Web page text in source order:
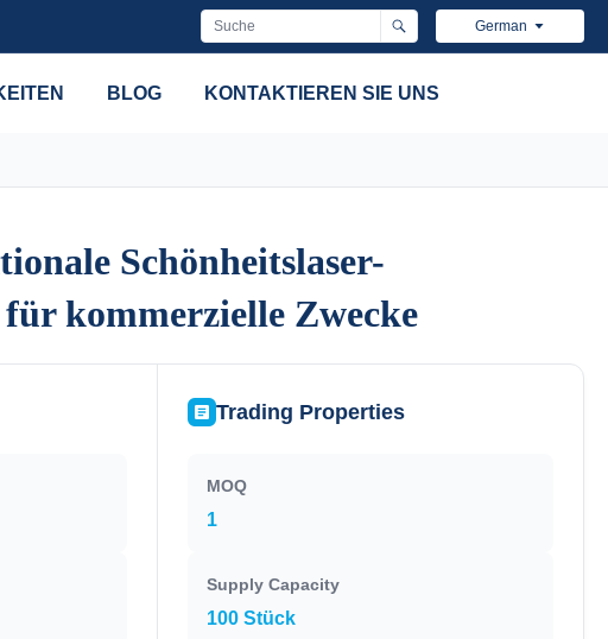
German
BLOG KONTAKTIEREN SIE UNS
Schönheitslaser-
kommerzielle Zwecke
Schönheitslaser-
kommerzielle Zwecke
Trading Properties
MOQ
1
Supply Capacity
100 Stück